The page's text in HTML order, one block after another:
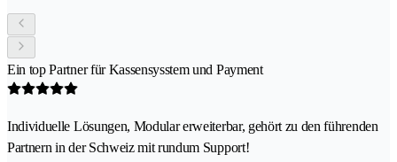
Ein top Partner für Kassensysstem und Payment
Individuelle Lösungen, Modular erweiterbar, gehört zu den führenden
Partnern in der Schweiz mit rundum Support!